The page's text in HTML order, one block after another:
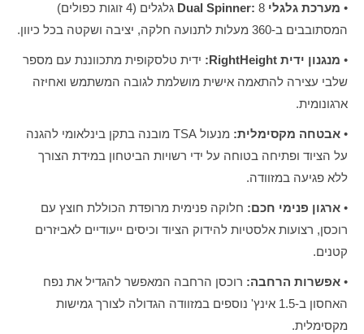
• מערכת גלגלי Dual Spinner:
8 גלגלים (4 זוגות כפולים)
המסתובבים ב-360 מעלות לתנועה חלקה, יציבה ושקטה בכל כיוון.
• מנגנון ידית RightHeight:
ידית טלסקופית מתכווננת עם מספר
שלבי עצירה להתאמה אישית מושלמת לגובה המשתמש ואחיזה
ארגונומית.
• אבטחה מקסימלית:
מנעול TSA מובנה בתקן בינלאומי להגנה
על הציוד ופתיחה בטוחה על ידי רשויות הביטחון במידת הצורך
ללא פגיעה במזוודה.
• ארגון פנימי חכם: חלוקה פנימית מרופדת הכוללת חוצץ עם
רוכסן, רצועות אלסטיות להידוק הציוד וכיסים ייעודיים לאביזרים
קטנים.
• אפשרות הרחבה: רוכסן הרחבה המאפשר להגדיל את נפח
האחסון ב-1.5 אינץ' נוספים במזוודה הגדולה לצורך גמישות
מקסימלית.